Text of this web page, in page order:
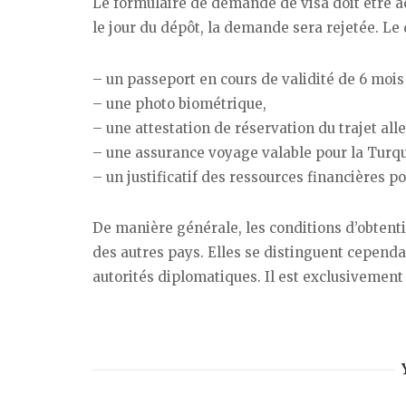
le jour du dépôt, la demande sera rejetée.
– un passeport en cours de validité de 6
– une photo biométrique,
– une attestation de réservation du trajet
– une assurance voyage valable pour la
– un justificatif des ressources financières
De manière générale, les conditions
des autres pays. Elles se distinguent
autorités diplomatiques. Il est exclusivement